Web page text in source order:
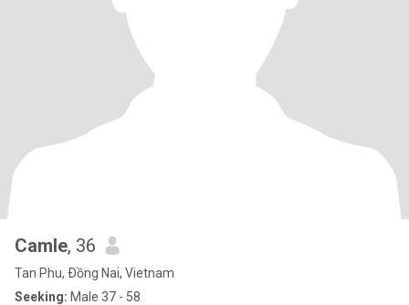
Camle, 36
Tan Phu, Ðồng Nai, Vietnam
Seeking: Male 37 - 58